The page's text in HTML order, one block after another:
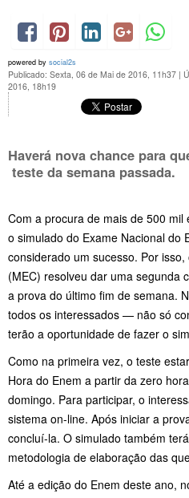
powered by social2s
Publicado: Sexta, 06 de Mai de 2016, 11h37 |
2016, 18h19
Haverá nova chance para
teste da semana passada.
Com a procura de mais de 500
o simulado do Exame Nacional do
considerado um sucesso. Por
(MEC) resolveu dar uma segunda
a prova do último fim de semana.
todos os interessados — não só
terão a oportunidade de fazer o
Como na primeira vez, o teste
Hora do Enem a partir da zero
domingo. Para participar, o
sistema on-line. Após iniciar a
concluí-la. O simulado também
metodologia de elaboração das
Até a edição do Enem deste ano,